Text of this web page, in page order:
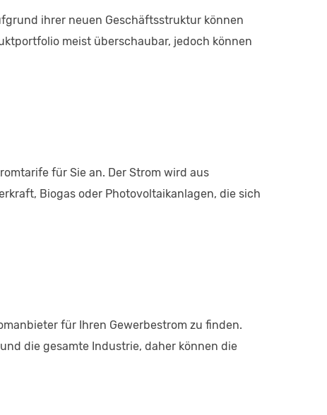
ihrer neuen Geschäftsstruktur können
meist überschaubar, jedoch können
für Sie an. Der Strom wird aus
Biogas oder Photovoltaikanlagen, die sich
für Ihren Gewerbestrom zu finden.
die gesamte Industrie, daher können die